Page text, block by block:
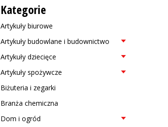
Kategorie
Artykuły biurowe
Artykuły budowlane i budownictwo
Artykuły dziecięce
Artykuły spożywcze
Biżuteria i zegarki
Branża chemiczna
Dom i ogród